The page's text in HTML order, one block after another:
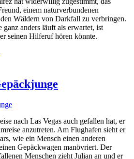
einem naturverbundenen
Wäldern von Darkfall zu verbringen.
ganz anders läuft als erwartet, ist
seinen Hilferuf hören könnte.
nach Las Vegas auch gefallen hat, er
anzutreten. Am Flughafen sieht er
wie ein Mensch einen anderen
Gepäckwagen manövriert. Der
Menschen zieht Julian an und er